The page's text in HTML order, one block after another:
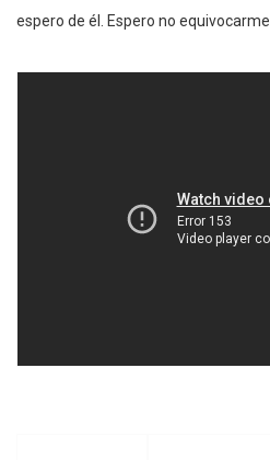
espero de él. Espero no equivocarme.